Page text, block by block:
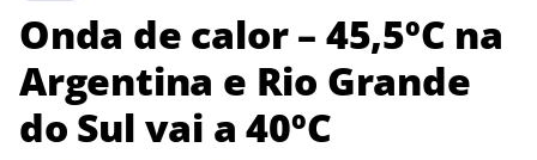
Onda de calor – 45,5ºC na
Argentina e Rio Grande
do Sul vai a 40ºC